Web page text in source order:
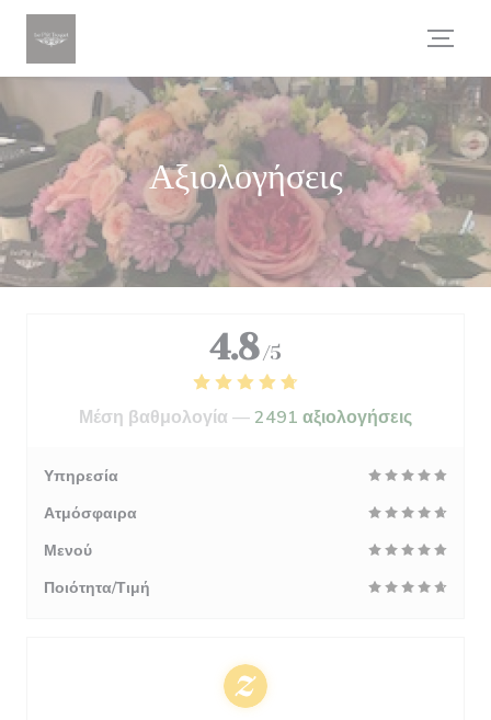
Πίνακας διαχείρισης "Μπισκότων" (Cookies)
Αξιολογήσεις
4.8 /5
Μέση βαθμολογία —2491 αξιολογήσεις
Υπηρεσία
Ατμόσφαιρα
Μενού
Ποιότητα/Τιμή